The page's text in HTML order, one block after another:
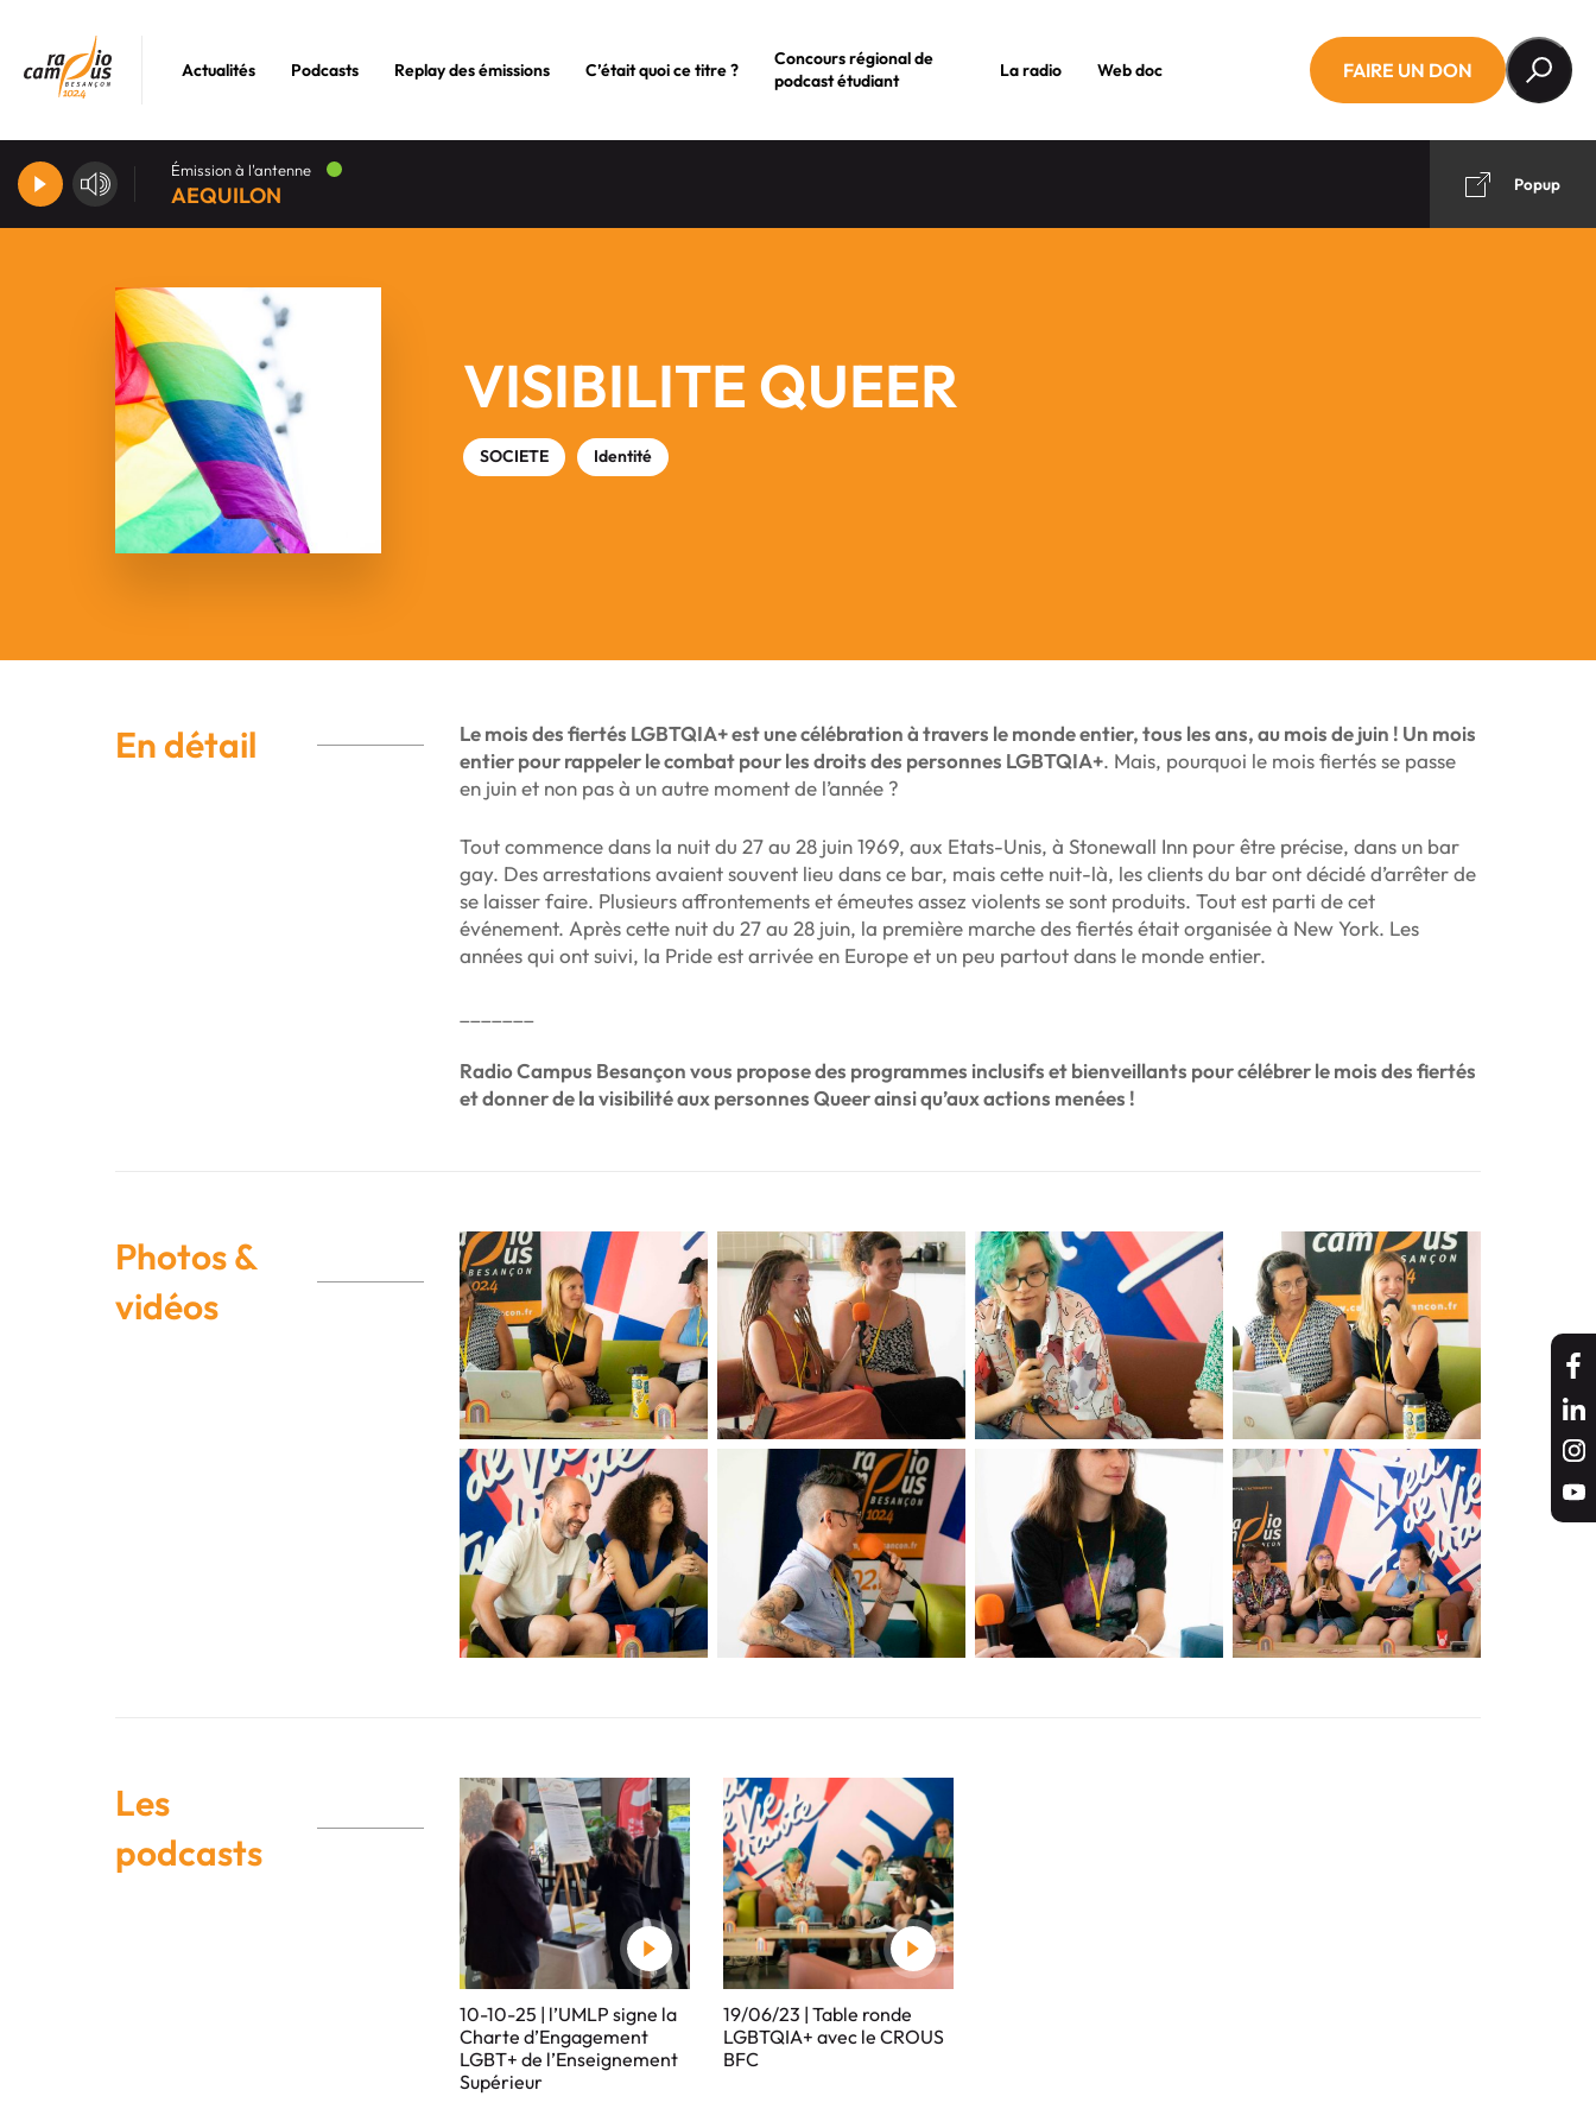
Actualités Podcasts Replay des émissions C’était quoi ce titre ?
Concours régional de
podcast étudiant
La radio Web doc FAIRE UN DON
Émission à l'antenne
AEQUILON Popup
VISIBILITE QUEER
SOCIETE Identité
En détail
Le mois des fiertés LGBTQIA+ est une célébration à travers le monde entier, tous les ans, au mois de juin ! Un mois
entier pour rappeler le combat pour les droits des personnes LGBTQIA+. Mais, pourquoi le mois fiertés se passe
en juin et non pas à un autre moment de l’année ?
Tout commence dans la nuit du 27 au 28 juin 1969, aux Etats-Unis, à Stonewall Inn pour être précise, dans un bar
gay. Des arrestations avaient souvent lieu dans ce bar, mais cette nuit-là, les clients du bar ont décidé d’arrêter de
se laisser faire. Plusieurs affrontements et émeutes assez violents se sont produits. Tout est parti de cet
événement. Après cette nuit du 27 au 28 juin, la première marche des fiertés était organisée à New York. Les
années qui ont suivi, la Pride est arrivée en Europe et un peu partout dans le monde entier.
Radio Campus Besançon vous propose des programmes inclusifs et bienveillants pour célébrer le mois des fiertés
et donner de la visibilité aux personnes Queer ainsi qu’aux actions menées !
Photos &
vidéos
Les
podcasts
10-10-25 | l’UMLP signe la
Charte d’Engagement
LGBT+ de l’Enseignement
Supérieur
19/06/23 | Table ronde
LGBTQIA+ avec le CROUS
BFC